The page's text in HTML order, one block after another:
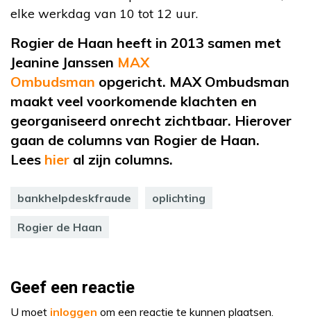
elke werkdag van 10 tot 12 uur.
Rogier de Haan heeft in 2013 samen met
Jeanine Janssen MAX
Ombudsman opgericht. MAX Ombudsman
maakt veel voorkomende klachten en
georganiseerd onrecht zichtbaar. Hierover
gaan de columns van Rogier de Haan.
Lees hier al zijn columns.
bankhelpdeskfraude oplichting
Rogier de Haan
Geef een reactie
U moet inloggen om een reactie te kunnen plaatsen.